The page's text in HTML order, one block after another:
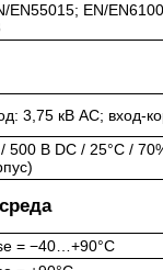
EN55015; EN/
3,75 кВ AC;
В DC / 25°C /
= −40…+90°C